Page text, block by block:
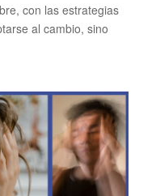
con las estrategias
al cambio, sino